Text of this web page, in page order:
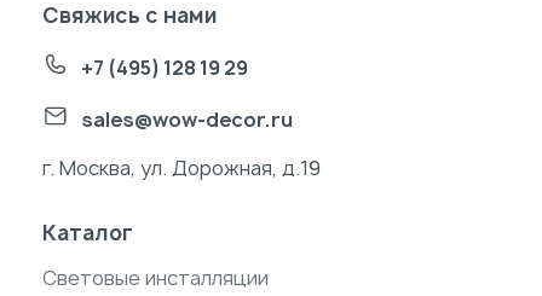
Свяжись с нами
+7 (495) 128 19 29
sales@wow-decor.ru
г. Москва, ул. Дорожная, д.19
Каталог
Световые инсталляции